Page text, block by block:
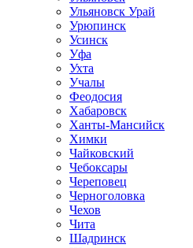
Ульяновск Урай
Урюпинск
Усинск
Уфа
Ухта
Учалы
Феодосия
Хабаровск
Ханты-Мансийск
Химки
Чайковский
Чебоксары
Череповец
Черноголовка
Чехов
Чита
Шадринск